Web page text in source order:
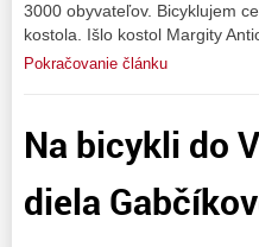
3000 obyvateľov. Bicyklujem
kostola. Išlo kostol Margity
Pokračovanie článku
Na bicykli do
diela